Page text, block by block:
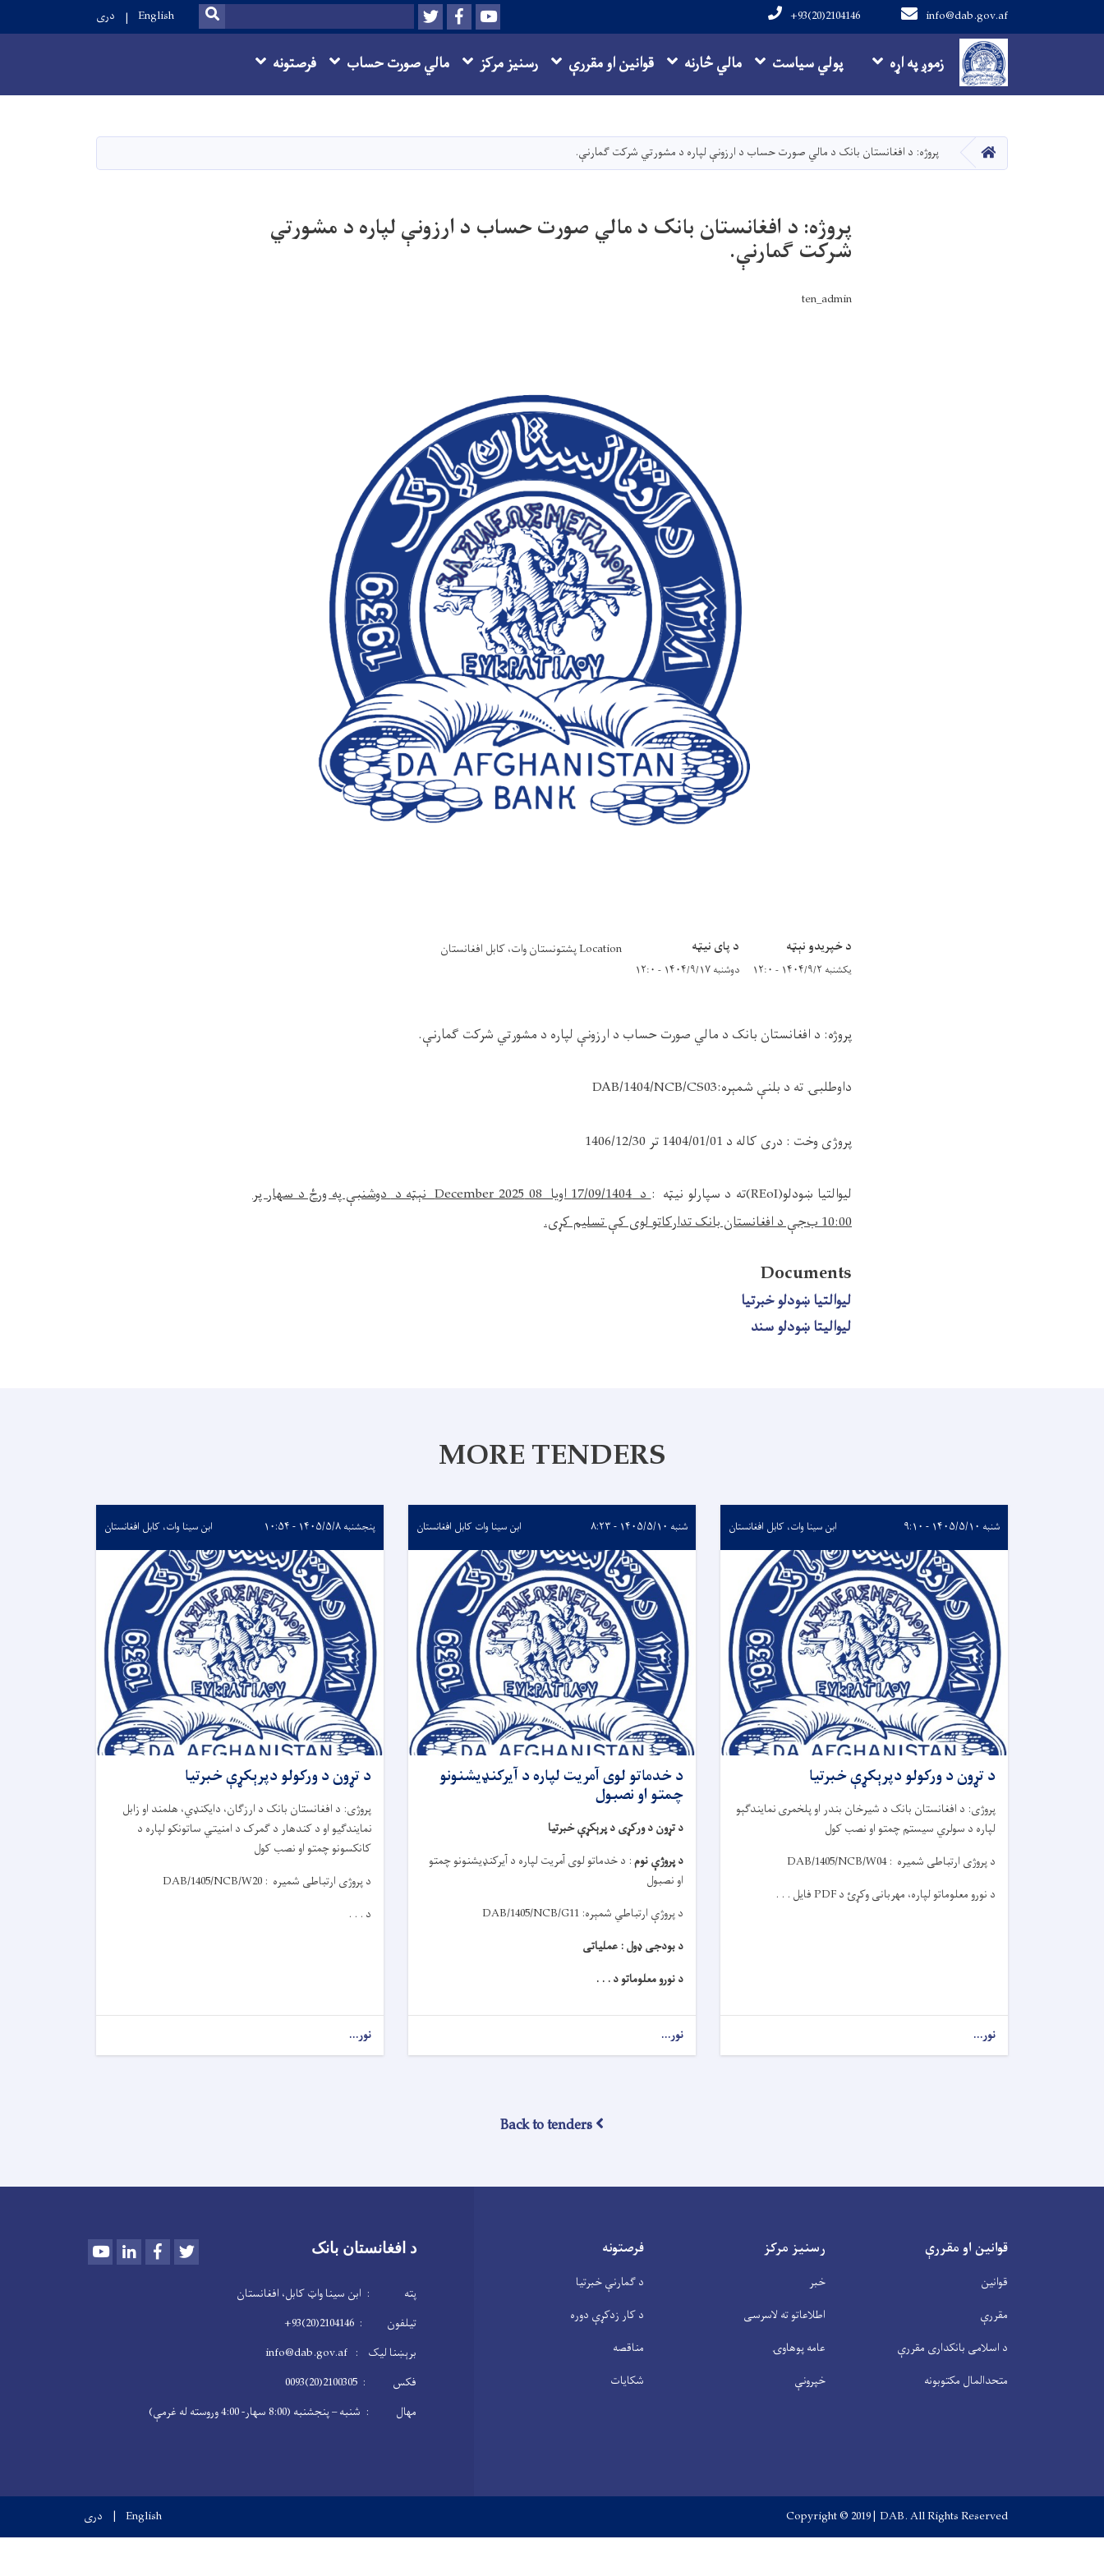
info@dab.gov.af
+93(20)2104146
Youtube
Facebook
Twitter
Search
SEARCH
English دری
Main navigation
زموږ په اړه پولي سیاست مالي څارنه قوانین او مقررې رسنیز مرکز مالي صورت حساب فرصتونه
کور پروژه: د افغانستان بانک د مالي صورت حساب د ارزونې لپاره د مشورتي شرکت ګمارنې.
پروژه: د افغانستان بانک د مالي صورت حساب د ارزونې لپاره د مشورتي
شرکت ګمارنې.
ten_admin
د خپریدو نېټه
یکشنبه ۱۴۰۴/۹/۲ - ۱۲:۰
د پای نیټه
دوشنبه ۱۴۰۴/۹/۱۷ - ۱۲:۰
Location پشتونستان وات، کابل افغانستان
پروژه: د افغانستان بانک د مالي صورت حساب د ارزونې لپاره د مشورتي شرکت ګمارنې.
داوطلبۍ ته د بلنې شمېره:
DAB/1404/NCB/CS03
پروژی وخت : دری کاله د 1404/01/01 تر 1406/12/30
لیوالتیا ښودلو(
REoI
)ته د سپارلو نیټه :د17/09/1404 اویا 08 December 2025 نېټه ددوشنبې په ورځ د سهار پر
10:00 ب جېد افغانستان بانک تدارکاتو لویکې تسلیم کړی.
Documents
لیوالتیا ښودلو خبرتیا
لیوالیتا ښودلو سند
MORE TENDERS
شنبه ۱۴۰۵/۵/۱۰ - ۹:۱۰ ابن سینا وات، کابل افغانستان
د تړون د ورکولو دپرېکړې خبرتیا
پروژی: د افغانستان بانک د شیرخان بندر او پلخمرینمایندگېو
لپاره د سولري سیستم چمتو او نصب کول
د پروژی ارتباطی شمیره :DAB/1405/NCB/W04
د نورو معلوماتو لپاره، مهربانی وکړئ دPDFفایل . . .
نور...
شنبه ۱۴۰۵/۵/۱۰ - ۸:۲۳ ابن سینا وات کابل افغانستان
د خدماتو لوی آمریت لپاره د آیرکنډیشنونو
چمتو او نصبول
د تړون د ورکړی د پرېکړې خبرتیا
د پروژې نوم: د خدماتو لوی آمریت لپاره د آیرکنډیشنونو چمتو
او نصبول
د پروژې ارتباطي شمېره: DAB/1405/NCB/G11
د بودجی ډول : عملیاتی
د نورو معلوماتو د . . .
نور...
پنجشنبه ۱۴۰۵/۵/۸ - ۱۰:۵۴ ابن سینا وات، کابل افغانستان
د تړون د ورکولو دپرېکړې خبرتیا
پروژی: د افغانستان بانک د ارزګان، دایکنډي، هلمند او زابل
نمایندګیو او د کندهار د ګمرک د امنیتي ساتونکو لپاره د
کانکسونو چمتو او نصب کول
د پروژی ارتباطی شمیره : DAB/1405/NCB/W20
د . . .
نور...
Back to tenders
قوانین او مقررې
قوانین
مقررې
د اسلامی بانکداری مقررې
متحدالمال مکتوبونه
رسنیز مرکز
خبر
اطلاعاتو ته لاسرسی
عامه پوهاوۍ
خپرونې
فرصتونه
د ګمارنې خبرتیا
د کار زدکړې دوره
مناقصه
شکایات
د افغانستان بانک YoutubeLinkedInFacebook
پته : ابن سینا واټ کابل، افغانستان
تیلفون : 2104146(20)93+
برېښنا لیک : info@dab.gov.af
فکس : 2100305(20)0093
مهال : شنبه – پنجشنبه (8:00 سهار- 4:00 وروسته له غرمې)
Copyright © 2019 | DAB. All Rights Reserved
English دری